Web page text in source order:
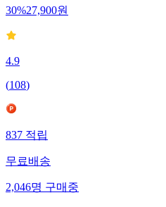
30%27,900원
4.9
(108)
837적립
무료배송
2,046명구매중